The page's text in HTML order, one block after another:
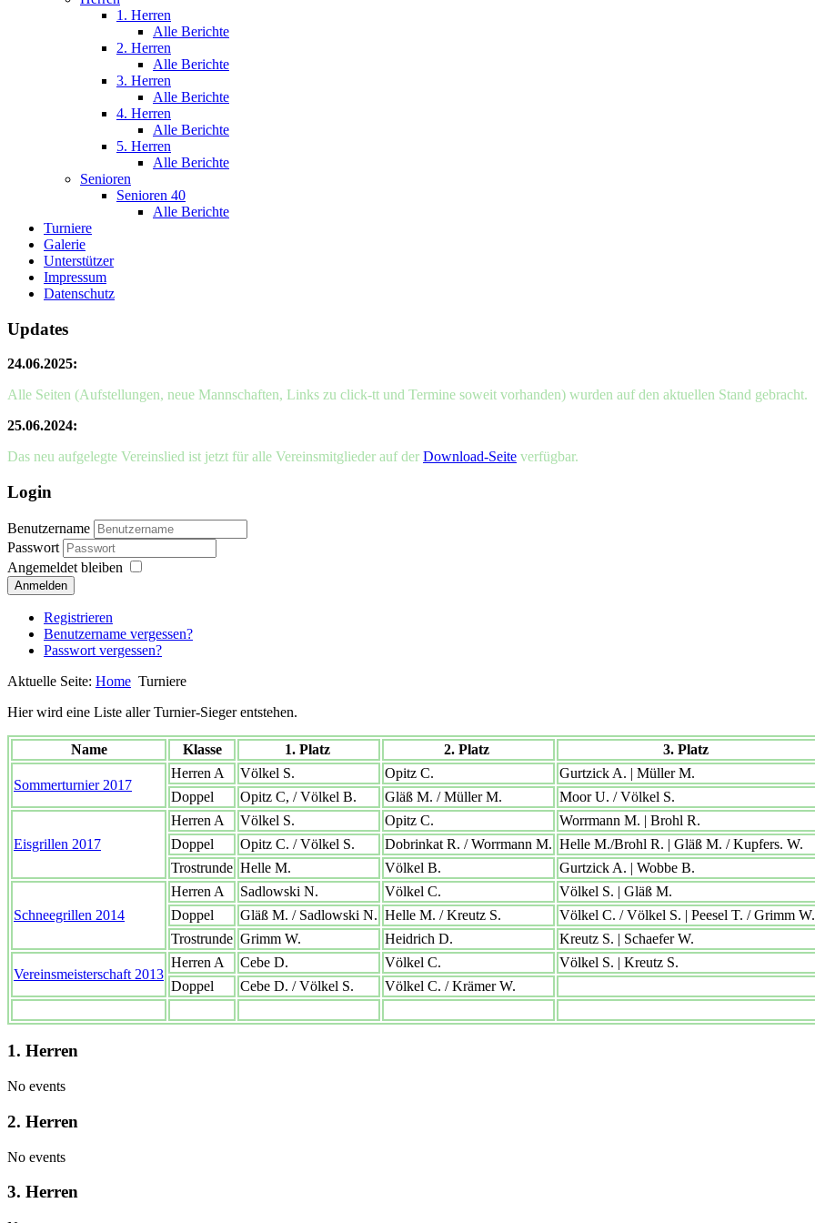
1. Herren
Alle Berichte
2. Herren
Alle Berichte
3. Herren
Alle Berichte
4. Herren
Alle Berichte
5. Herren
Alle Berichte
Senioren
Senioren 40
Alle Berichte
Turniere
Galerie
Unterstützer
Impressum
Datenschutz
Updates
24.06.2025:
Alle Seiten (Aufstellungen, neue Mannschaften, Links zu click-tt und Termine soweit vorhanden) wurden auf den aktuellen Stand gebracht.
25.06.2024:
Das neu aufgelegte Vereinslied ist jetzt für alle Vereinsmitglieder auf der Download-Seite verfügbar.
Login
Benutzername
Passwort
Angemeldet bleiben
Anmelden
Registrieren
Benutzername vergessen?
Passwort vergessen?
Aktuelle Seite: Home Turniere
Hier wird eine Liste aller Turnier-Sieger entstehen.
Name Klasse 1. Platz 2. Platz 3. Platz
Sommerturnier 2017
Herren A Völkel S. Opitz C.
Gurtzick A. | Müller M.
Doppel
Opitz C, / Völkel B. Gläß M. / Müller M. Moor U. / Völkel S.
Eisgrillen 2017
Herren A Völkel S. Opitz C.
Worrmann M. | Brohl R.
Doppel
Opitz C. / Völkel S. Dobrinkat R. / Worrmann M. Helle M./Brohl R. | Gläß M. / Kupfers. W.
Trostrunde Helle M. Völkel B. Gurtzick A. | Wobbe B.
Schneegrillen 2014
Herren A Sadlowski N. Völkel C.
Völkel S. | Gläß M.
Doppel
Gläß M. / Sadlowski N. Helle M. / Kreutz S.
Völkel C. / Völkel S. | Peesel T. / Grimm W.
Trostrunde Grimm W. Heidrich D. Kreutz S. | Schaefer W.
Vereinsmeisterschaft 2013
Herren A Cebe D. Völkel C.
Völkel S. | Kreutz S.
Doppel
Cebe D. / Völkel S. Völkel C. / Krämer W.
1. Herren
No events
2. Herren
No events
3. Herren